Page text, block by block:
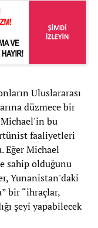
Uluslararası
düzmece bir
Michael'in bu
faaliyetleri
Eğer Michael
sahip olduğunu
Yunanistan'daki
bir “ihraçlar,
şeyi yapabilecek